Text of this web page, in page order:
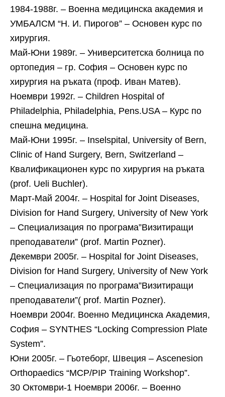
1984-1988г. – Военна медицинска академия и
УМБАЛСМ “Н. И. Пирогов” – Основен курс по
хирургия.
Май-Юни 1989г. – Университетска болница по
ортопедия – гр. София – Основен курс по
хирургия на ръката (проф. Иван Матев).
Ноември 1992г. – Children Hospital of
Philadelphia, Philadelphia, Pens.USA – Курс по
спешна медицина.
Май-Юни 1995г. – Inselspital, University of Bern,
Clinic of Hand Surgery, Bern, Switzerland –
Квалификационен курс по хирургия на ръката
(prof. Ueli Buchler).
Март-Май 2004г. – Hospital for Joint Diseases,
Division for Hand Surgery, University of New York
– Специализация по програма”Визитиращи
преподаватели” (prof. Martin Pozner).
Декември 2005г. – Hospital for Joint Diseases,
Division for Hand Surgery, University of New York
– Специализация по програма”Визитиращи
преподаватели”( prof. Martin Pozner).
Ноември 2004г. Военно Медицинска Академия,
София – SYNTHES “Locking Compression Plate
System”.
Юни 2005г. – Гьотеборг, Швеция – Ascenesion
Orthopaedics “MCP/PIP Training Workshop”.
30 Октомври-1 Ноември 2006г. – Военно